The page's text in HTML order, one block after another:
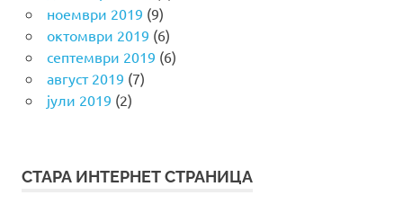
ноември 2019 (9)
октомври 2019 (6)
септември 2019 (6)
август 2019 (7)
јули 2019 (2)
СТАРА ИНТЕРНЕТ СТРАНИЦА